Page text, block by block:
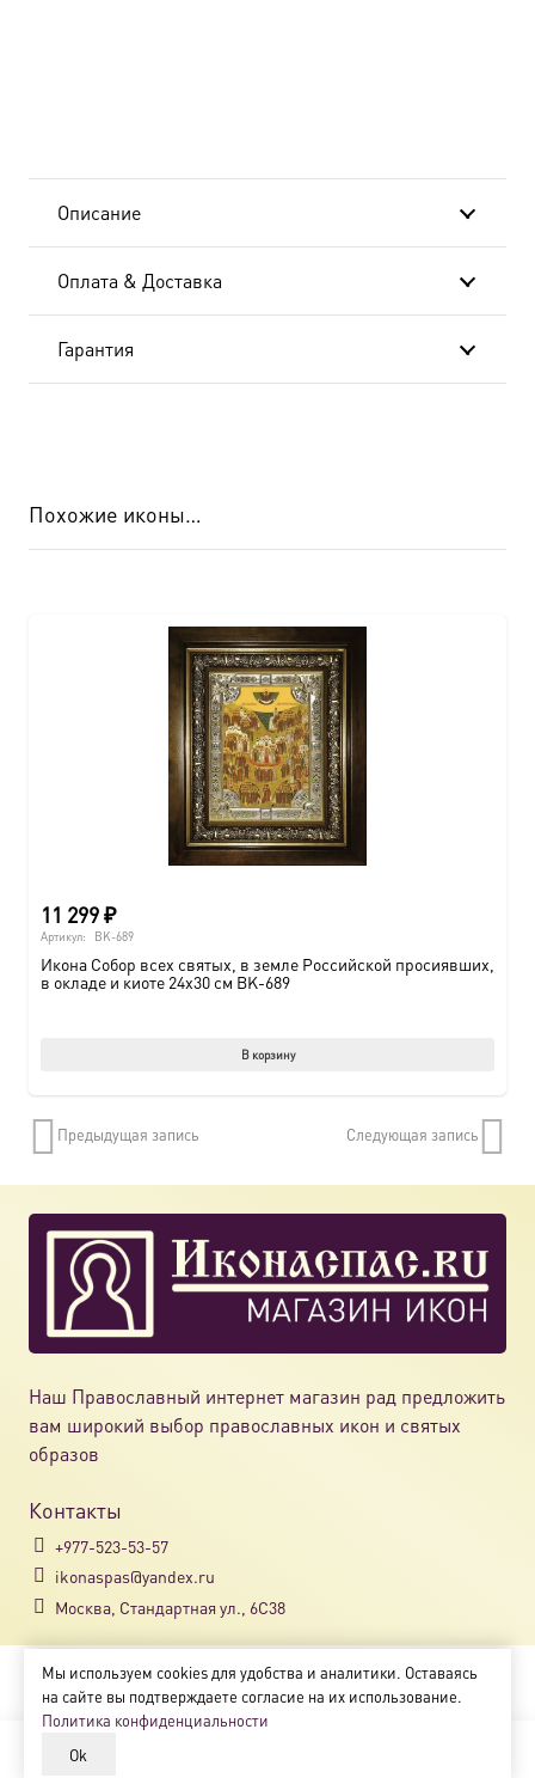
Описание
Оплата & Доставка
Гарантия
Похожие иконы…
11 299₽
Артикул: BK-689
Икона Собор всех святых, в земле Российской просиявших,
в окладе и киоте 24х30 см BK-689
В корзину
Предыдущая запись Следующая запись
Наш Православный интернет магазин рад предложить
вам широкий выбор православных икон и святых
образов
Контакты
+977-523-53-57
ikonaspas@yandex.ru
Москва, Стандартная ул., 6С38
Copyright © 2018-2025
Магазин православных икон «ikonaspas.ru»
Мы используем cookies для удобства и аналитики. Оставаясь
на сайте вы подтверждаете согласие на их использование.
Политика конфиденциальности
Ok